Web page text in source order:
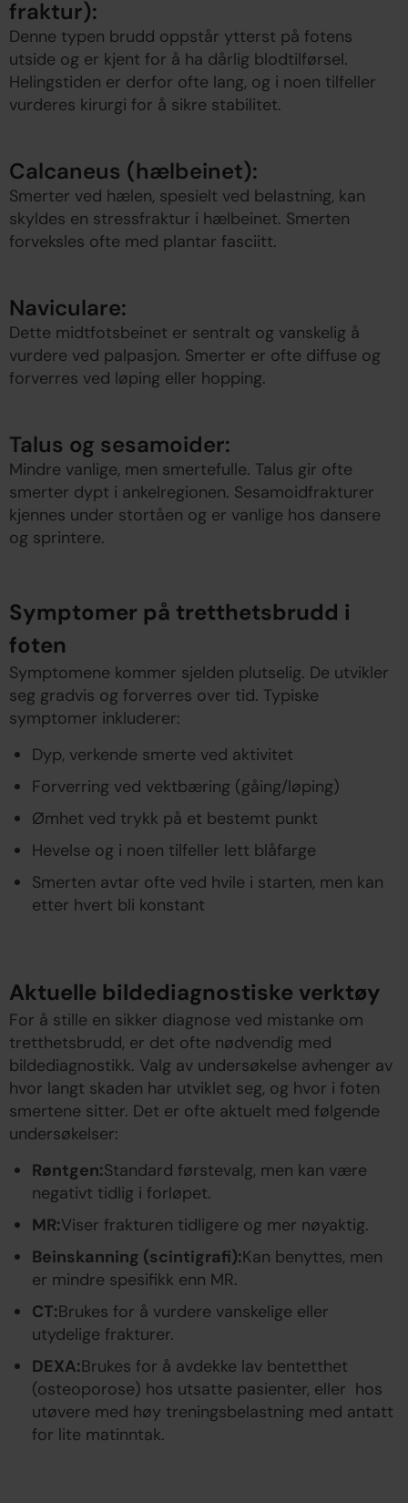
fraktur):
Denne typen brudd oppstår ytterst på fotens
utside og er kjent for å ha dårlig blodtilførsel.
Helingstiden er derfor ofte lang, og i noen tilfeller
vurderes kirurgi for å sikre stabilitet.
Calcaneus (hælbeinet):
Smerter ved hælen, spesielt ved belastning, kan
skyldes en stressfraktur i hælbeinet. Smerten
forveksles ofte med plantar fasciitt.
Naviculare:
Dette midtfotsbeinet er sentralt og vanskelig å
vurdere ved palpasjon. Smerter er ofte diffuse og
forverres ved løping eller hopping.
Talus og sesamoider:
Mindre vanlige, men smertefulle. Talus gir ofte
smerter dypt i ankelregionen. Sesamoidfrakturer
kjennes under stortåen og er vanlige hos dansere
og sprintere.
Symptomer på tretthetsbrudd i
foten
Symptomene kommer sjelden plutselig. De utvikler
seg gradvis og forverres over tid. Typiske
symptomer inkluderer:
Dyp, verkende smerte ved aktivitet
Forverring ved vektbæring (gåing/løping)
Ømhet ved trykk på et bestemt punkt
Hevelse og i noen tilfeller lett blåfarge
Smerten avtar ofte ved hvile i starten, men kan
etter hvert bli konstant
Aktuelle bildediagnostiske verktøy
For å stille en sikker diagnose ved mistanke om
tretthetsbrudd, er det ofte nødvendig med
bildediagnostikk. Valg av undersøkelse avhenger av
hvor langt skaden har utviklet seg, og hvor i foten
smertene sitter. Det er ofte aktuelt med følgende
undersøkelser:
Røntgen:Standard førstevalg, men kan være
negativt tidlig i forløpet.
MR:Viser frakturen tidligere og mer nøyaktig.
Beinskanning (scintigrafi):Kan benyttes, men
er mindre spesifikk enn MR.
CT:Brukes for å vurdere vanskelige eller
utydelige frakturer.
DEXA:Brukes for å avdekke lav bentetthet
(osteoporose) hos utsatte pasienter, eller hos
utøvere med høy treningsbelastning med antatt
for lite matinntak.